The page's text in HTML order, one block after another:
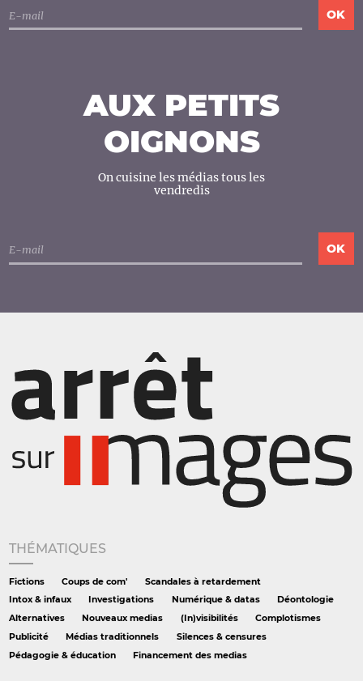
AUX PETITS
OIGNONS
On cuisine les médias tous les
vendredis
THÉMATIQUES
Fictions Coups de com'
Scandales à retardement
Intox & infaux
Investigations Numérique & datas
Déontologie
Alternatives
Nouveaux medias (In)visibilités
Complotismes
Publicité
Médias traditionnels
Silences & censures
Pédagogie & éducation
Financement des medias